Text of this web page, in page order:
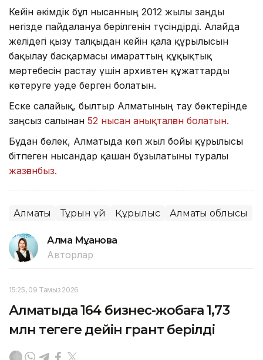
Кейін әкімдік бұл нысанның 2012 жылы заңды
негізде пайдалануға берілгенін түсіндірді. Алайда
желідегі қызу талқыдан кейін қала құрылысын
бақылау басқармасы ғимараттың құқықтық
мәртебесін растау үшін архивтен құжаттарды
көтеруге уәде берген болатын.
Еске салайық, былтыр Алматының тау бөктерінде
заңсыз салынған 52 нысан анықталған болатын.
Бұдан бөлек, Алматыда көп жыл бойы құрылысы
бітпеген нысандар қашан бұзылатыны туралы
жазғанбыз.
Алматы Тұрғын үй Құрылыс Алматы облысы
Алма Мұқанова
Авторлар
15:25, 09 Тамыз 2026
Алматыда 164 бизнес-жобаға 1,73
млн теңгеге дейін грант берілді